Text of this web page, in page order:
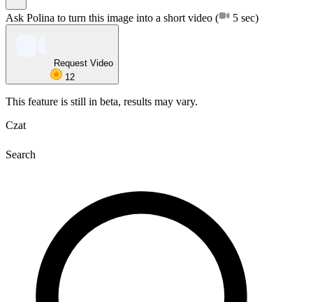
Ask Polina to turn this image into a short video ( 5 sec)
Request Video
12
This feature is still in beta, results may vary.
Czat
Search